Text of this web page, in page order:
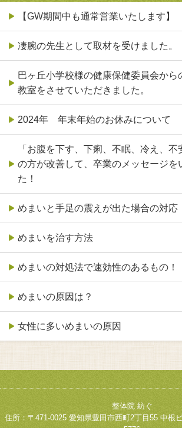
【GW期間中も通常営業いたします】
凄腕の先生として取材を受けました。
巴ヶ丘小学校様の健康保健委員会から
教室をさせていただきました。
2024年 年末年始のお休みについて
「お腹を下す、下痢、不眠、冷え、不
の方が改善して、卒業のメッセージを
た！
めまいと手足の震えが出た場合の対応
めまいを治す方法
めまいの対処法で速効性のあるもの！
めまいの原因は？
女性に多いめまいの原因
整体院 紡ぐ
住所：〒471-0025 愛知県豊田市西町2丁目55 中根